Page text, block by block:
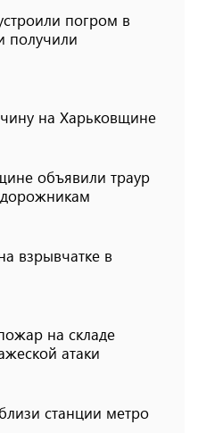
погром в
получили
на Харьковщине
объявили траур
взрывчатке в
на складе
атаки
станции метро